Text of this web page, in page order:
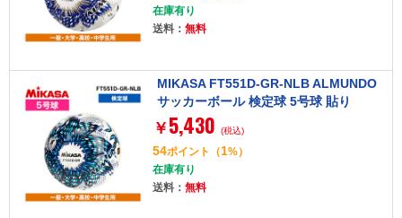
在庫有り
送料： 無料
MIKASA FT551D-GR-NLB ALMUNDO
サッカーボール 検定球 5号球 貼り
￥ 5,430 (税込)
54ポイント （1%）
在庫有り
送料： 無料